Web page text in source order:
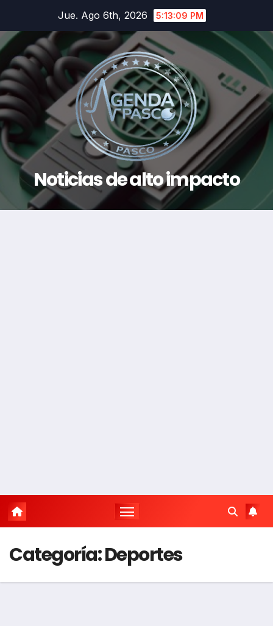
contenido
Jue. Ago 6th, 2026 5:13:09 PM
Noticias de alto impacto
Categoría:Deportes